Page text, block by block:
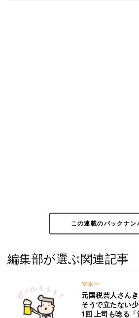
この連載のバックナン
編集部が選ぶ関連記事
マネー
元国税芸人さん
そうで立たない
1回 上司も唸る「